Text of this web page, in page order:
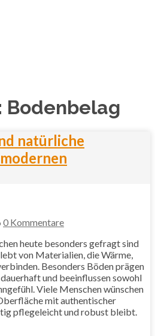
Bodenbelag
natürliche
0 Kommentare
heute besonders gefragt sind
von Materialien, die Wärme,
Besonders Böden prägen
und beeinflussen sowohl
Viele Menschen wünschen
mit authentischer
pflegeleicht und robust bleibt.